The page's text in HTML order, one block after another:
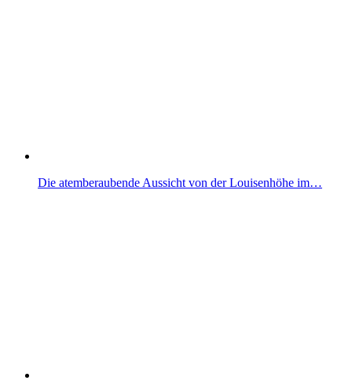
Die atemberaubende Aussicht von der Louisenhöhe im…